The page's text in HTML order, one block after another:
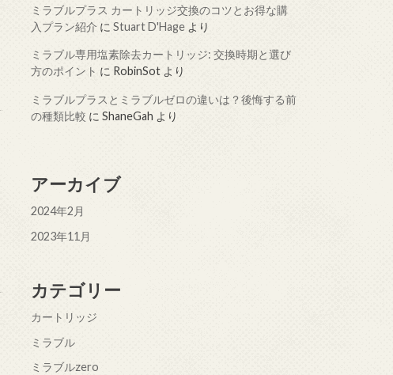
ミラブルプラス カートリッジ交換のコツとお得な購
入プラン紹介 に Stuart D'Hage より
ミラブル専用塩素除去カートリッジ: 交換時期と選び
方のポイント に RobinSot より
ミラブルプラスとミラブルゼロの違いは？後悔する前
の種類比較 に ShaneGah より
アーカイブ
2024年2月
2023年11月
カテゴリー
カートリッジ
ミラブル
ミラブルzero